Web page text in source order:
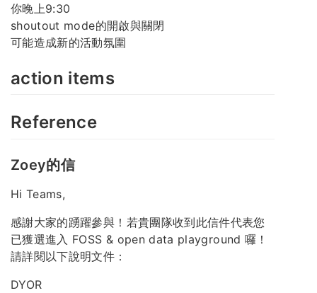
你晚上9:30
shoutout mode的開啟與關閉
可能造成新的活動氛圍
action items
Reference
Zoey的信
Hi Teams,
感謝大家的踴躍參與！若貴團隊收到此信件代表您
已獲選進入 FOSS & open data playground 囉！
請詳閱以下說明文件：
DYOR